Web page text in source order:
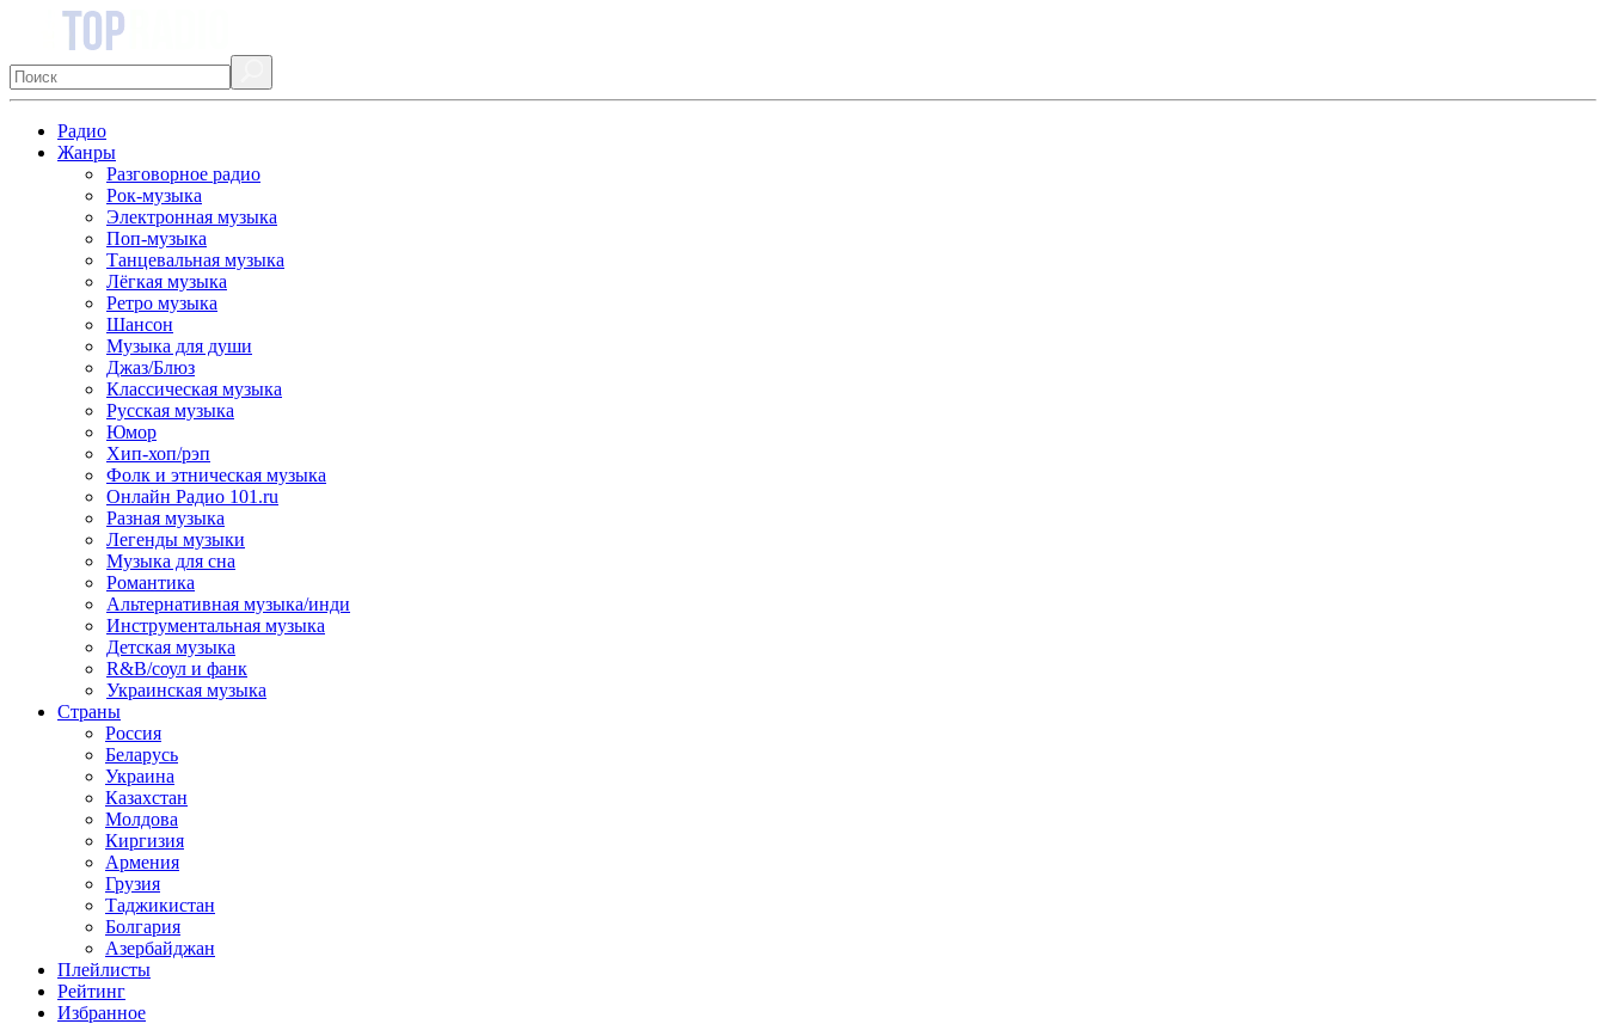
Радио
Жанры
Разговорное радио
Рок-музыка
Электронная музыка
Поп-музыка
Танцевальная музыка
Лёгкая музыка
Ретро музыка
Шансон
Музыка для души
Джаз/Блюз
Классическая музыка
Русская музыка
Юмор
Хип-хоп/рэп
Фолк и этническая музыка
Онлайн Радио 101.ru
Разная музыка
Легенды музыки
Музыка для сна
Романтика
Альтернативная музыка/инди
Инструментальная музыка
Детская музыка
R&B/cоул и фанк
Украинская музыка
Страны
Россия
Беларусь
Украина
Казахстан
Молдова
Киргизия
Армения
Грузия
Таджикистан
Болгария
Азербайджан
Плейлисты
Рейтинг
Избранное